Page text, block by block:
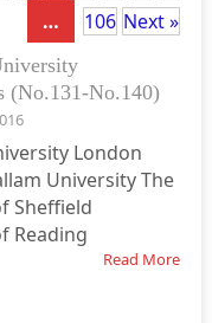
…
106 Next »
(No.131-No.140)
London
University The
Sheffield
Reading
Read More